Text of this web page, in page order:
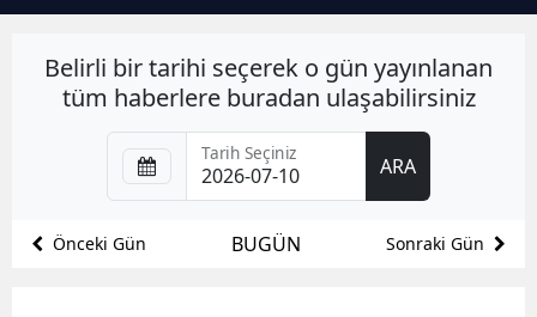
Ankara
Antalya
Artvin
Aydın
Belirli bir tarihi seçerek o gün yayınlanan
tüm haberlere buradan ulaşabilirsiniz
Tarih Seçiniz
ARA
Önceki Gün BUGÜN Sonraki Gün